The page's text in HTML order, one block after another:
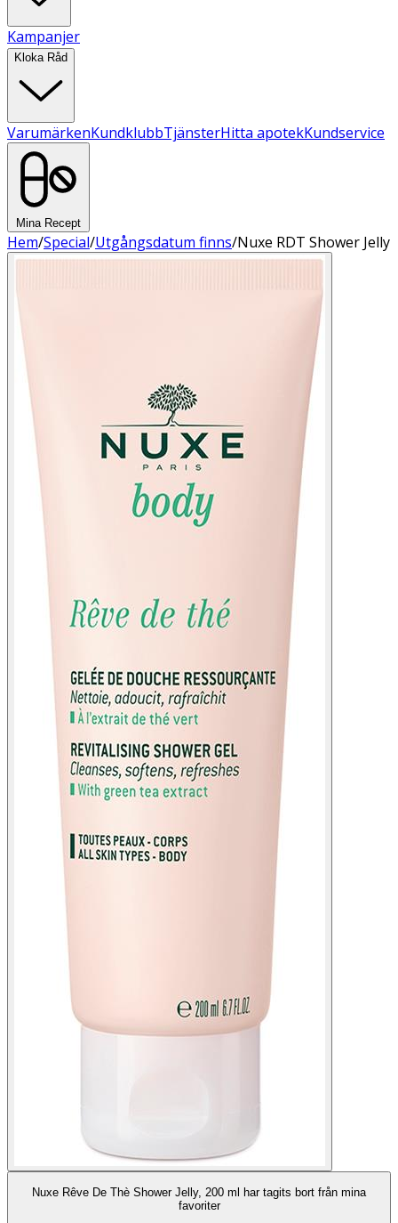
Kampanjer
Kloka Råd
VarumärkenKundklubbTjänsterHitta apotekKundservice
Mina Recept
Hem/Special/Utgångsdatum finns/Nuxe RDT Shower Jelly
Nuxe Rêve De Thè Shower Jelly, 200 ml har tagits bort från mina
favoriter